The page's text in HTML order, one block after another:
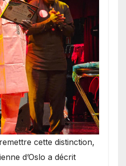
cette distinction,
d’Oslo a décrit